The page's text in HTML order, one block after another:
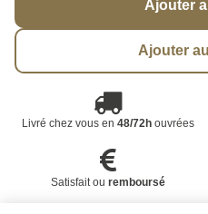
Ajouter
Ajouter
Livré chez vous en 48/72houvrées
Satisfait ou remboursé